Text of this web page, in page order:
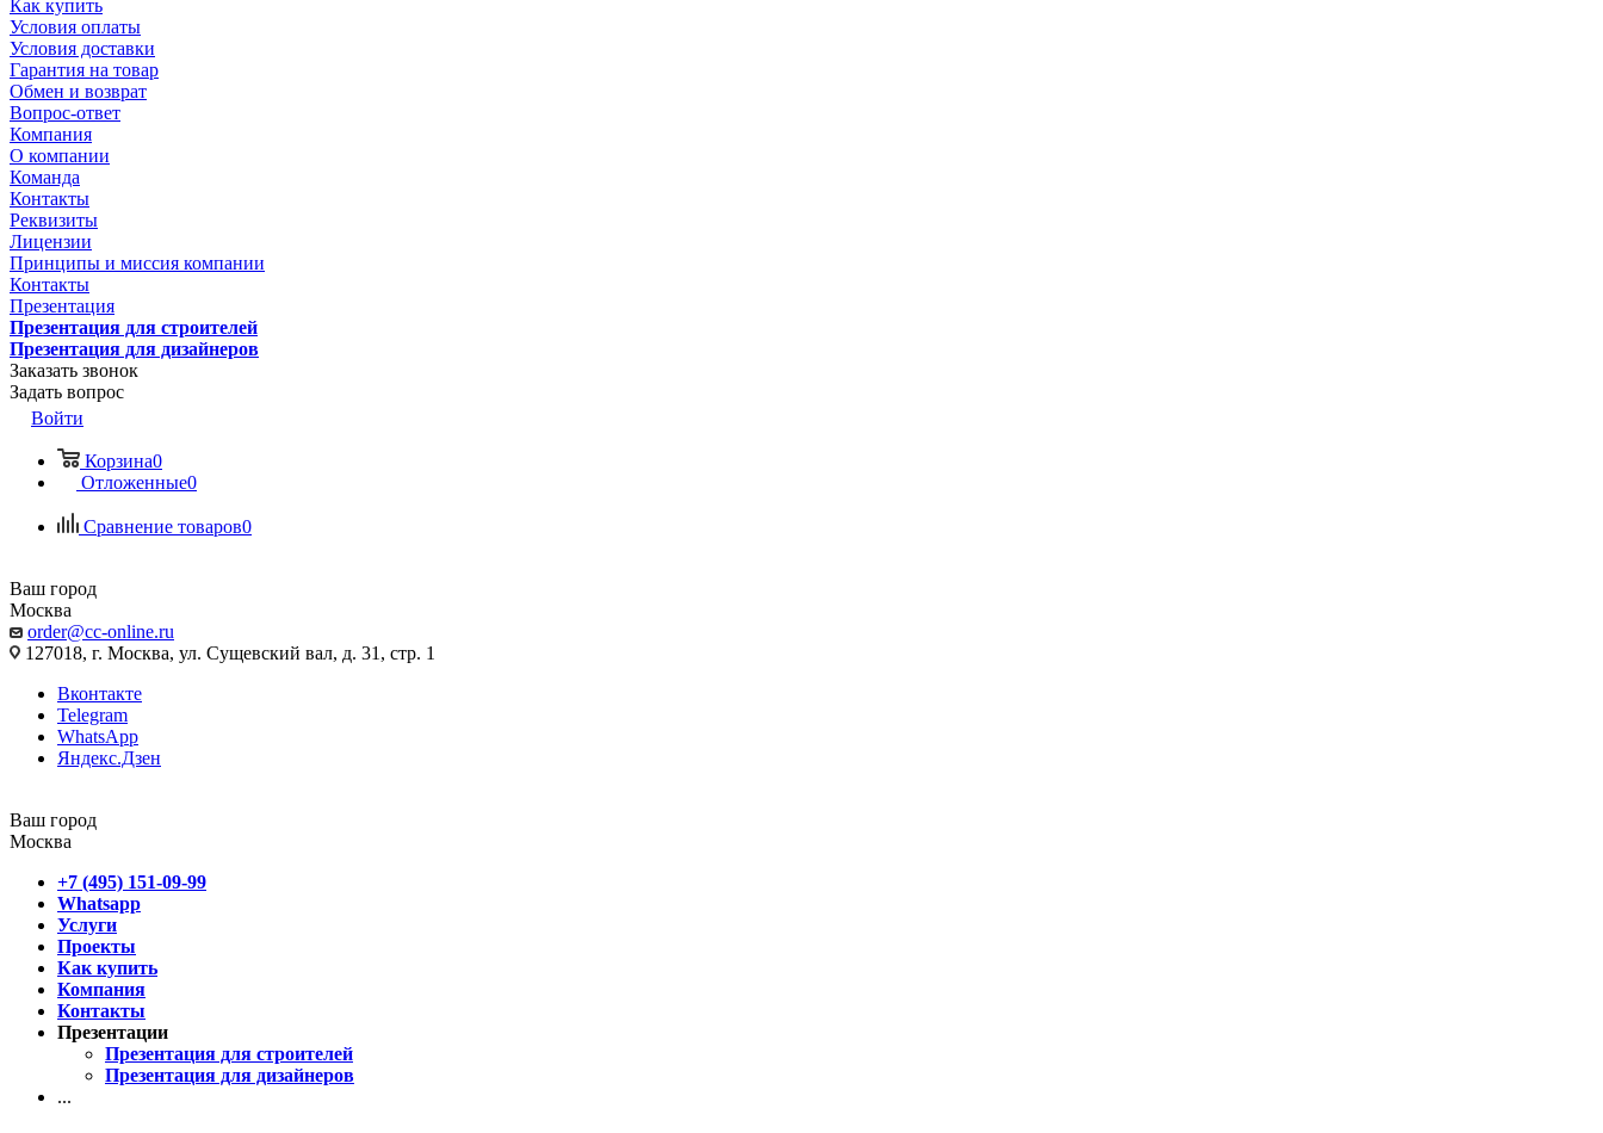
Как купить
Условия оплаты
Условия доставки
Гарантия на товар
Обмен и возврат
Вопрос-ответ
Компания
О компании
Команда
Контакты
Реквизиты
Лицензии
Принципы и миссия компании
Контакты
Презентация
Презентация для строителей
Презентация для дизайнеров
Заказать звонок
Задать вопрос
Войти
Корзина0
Отложенные0
Сравнение товаров0
Ваш город
Москва
order@cc-online.ru
127018, г. Москва, ул. Сущевский вал, д. 31, стр. 1
Вконтакте
Telegram
WhatsApp
Яндекс.Дзен
Ваш город
Москва
+7 (495) 151-09-99
Whatsapp
Услуги
Проекты
Как купить
Компания
Контакты
Презентации
Презентация для строителей
Презентация для дизайнеров
...